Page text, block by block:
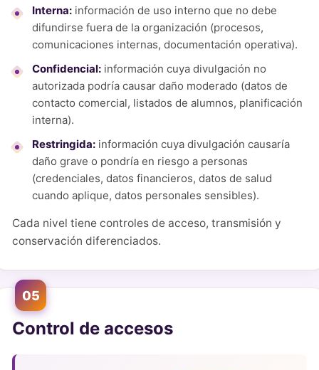
Interna: información de uso interno que no debe
difundirse fuera de la organización (procesos,
comunicaciones internas, documentación operativa).
Confidencial: información cuya divulgación no
autorizada podría causar daño moderado (datos de
contacto comercial, listados de alumnos, planificación
interna).
Restringida: información cuya divulgación causaría
daño grave o pondría en riesgo a personas
(credenciales, datos financieros, datos de salud
cuando aplique, datos personales sensibles).
Cada nivel tiene controles de acceso, transmisión y
conservación diferenciados.
05
Control de accesos